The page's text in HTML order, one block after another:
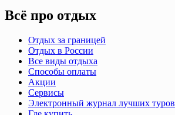
Всё про отдых
Отдых за границей
Отдых в России
Все виды отдыха
Способы оплаты
Акции
Сервисы
Электронный журнал лучших туров